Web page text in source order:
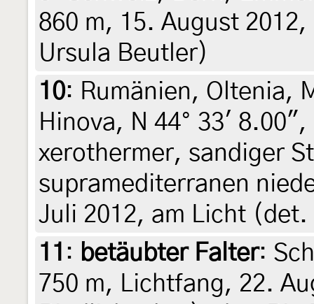
860 m, 15. August
Ursula Beutler)
10: Rumänien, Oltenia,
Hinova, N 44° 33'
xerothermer, sandiger
supramediterranen
Juli 2012, am Licht
11 : betäubter Falter:
750 m, Lichtfang, 22.